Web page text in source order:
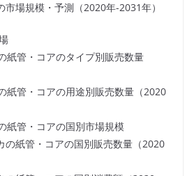
場規模・予測（2020年-2031年）
紙管・コアのタイプ別販売数量
紙管・コアの用途別販売数量（2020
紙管・コアの国別市場規模
の紙管・コアの国別販売数量（2020